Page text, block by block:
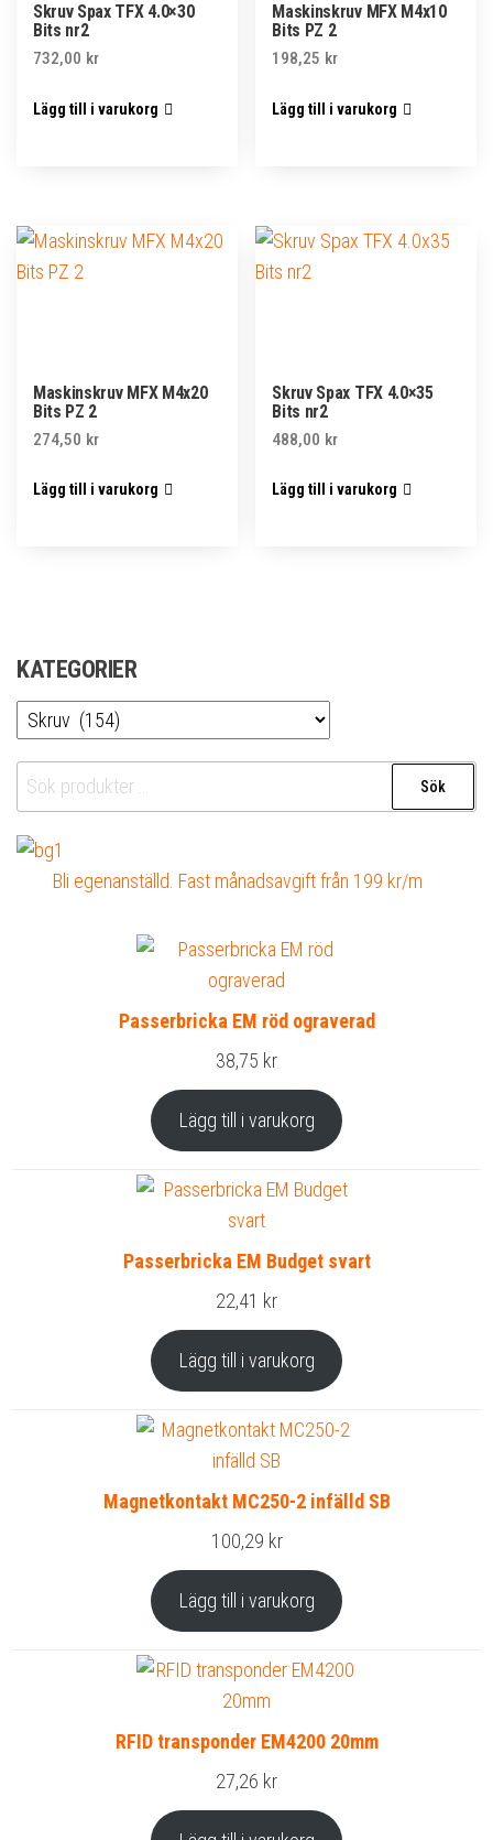
Skruv Spax TFX 4.0×30
Bits nr2
732,00 kr
Lägg till i varukorg
Maskinskruv MFX M4x10
Bits PZ 2
198,25 kr
Lägg till i varukorg
Maskinskruv MFX M4x20
Bits PZ 2
274,50 kr
Lägg till i varukorg
Skruv Spax TFX 4.0×35
Bits nr2
488,00 kr
Lägg till i varukorg
KATEGORIER
Sök
efter:
Sök
Bli egenanställd. Fast månadsavgift från 199 kr/m
Passerbricka EM röd ograverad
38,75 kr
Lägg till i varukorg
Passerbricka EM Budget svart
22,41 kr
Lägg till i varukorg
Magnetkontakt MC250-2 infälld SB
100,29 kr
Lägg till i varukorg
RFID transponder EM4200 20mm
27,26 kr